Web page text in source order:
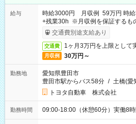
給与
時給3000円 月収例 59万円 時
+残業30h ※月収例を保証するも
交通費別途支給あり
交通費 1ヶ月3万円を上限として
月収例 30万円～
勤務地
愛知県豊田市
豊田市駅からバス58分 / 土橋(愛
トヨタ自動車 株式会社
勤務時間 09:00-18:00（休憩60分）実働8時